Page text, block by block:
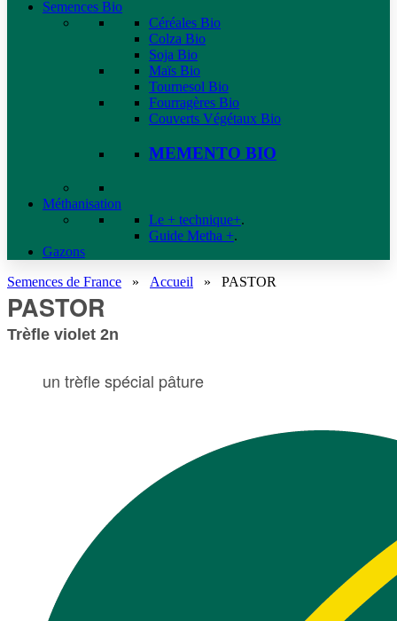
Semences Bio
Céréales Bio
Colza Bio
Soja Bio
Maïs Bio
Tournesol Bio
Fourragères Bio
Couverts Végétaux Bio
MEMENTO BIO
Méthanisation
Le + technique+.
Guide Metha +.
Gazons
Semences de France » Accueil » PASTOR
PASTOR
Trèfle violet 2n
un trèfle spécial pâture